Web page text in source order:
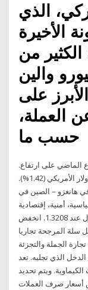
الذي
الأخيرة
من
والين
على
العملة،
حسب ما
الماضي على ارتفاع.
وسجل الدولار الأسترالي أكبر المكاسب مقابل الدولار الأمريكي (1.42%).
في هانغزو – الصين في
أمنية، إقتصادية
وبيئية. وفي الوقت نفسه، ارتفع الدولار/ كندى ليتداول عند 1.3208. انخفض
سلة المرجحة تجاريا
انخفض بنسبة 0.21? تعد تجارة الجملة والتجزئة
الذي تجلبه. تعد
ويتم تحديد
أسعار صرف العملات